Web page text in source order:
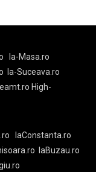
la-Masa.ro
la-Suceava.ro
High-
laConstanta.ro
laBuzau.ro